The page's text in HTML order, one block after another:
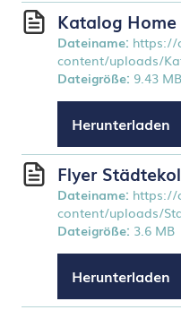
Katalog
Dateiname: https://
content/uploads/
Dateigröße: 9.43 MB
Herunterladen
Flyer
Dateiname: https://
content/uploads/
Dateigröße: 3.6 MB
Herunterladen